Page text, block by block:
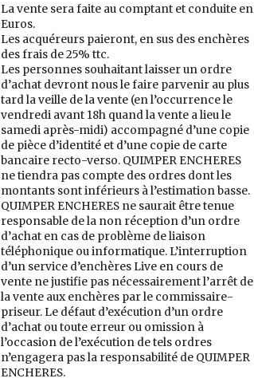
La vente sera faite au comptant et conduite en
Euros.
Les acquéreurs paieront, en sus des enchères
des frais de 25% ttc.
Les personnes souhaitant laisser un ordre
d’achat devront nous le faire parvenir au plus
tard la veille de la vente (en l’occurrence le
vendredi avant 18h quand la vente a lieu le
samedi après-midi) accompagné d’une copie
de pièce d’identité et d’une copie de carte
bancaire recto-verso. QUIMPER ENCHERES
ne tiendra pas compte des ordres dont les
montants sont inférieurs à l’estimation basse.
QUIMPER ENCHERES ne saurait être tenue
responsable de la non réception d’un ordre
d’achat en cas de problème de liaison
téléphonique ou informatique. L’interruption
d’un service d’enchères Live en cours de
vente ne justifie pas nécessairement l’arrêt de
la vente aux enchères par le commissaire-
priseur. Le défaut d’exécution d’un ordre
d’achat ou toute erreur ou omission à
l’occasion de l’exécution de tels ordres
n’engagera pas la responsabilité de QUIMPER
ENCHERES.